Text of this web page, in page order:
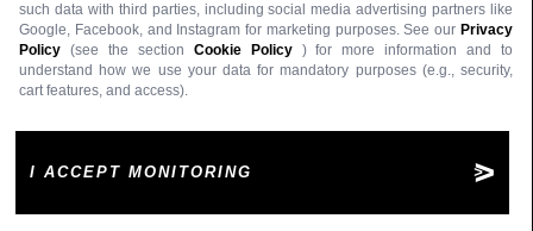
such data with third parties, including social media advertising partners like
Google, Facebook, and Instagram for marketing purposes. See our Privacy
Policy (see the section Cookie Policy
) for more information and to
understand how we use your data for mandatory purposes (e.g., security,
cart features, and access).
I ACCEPT MONITORING